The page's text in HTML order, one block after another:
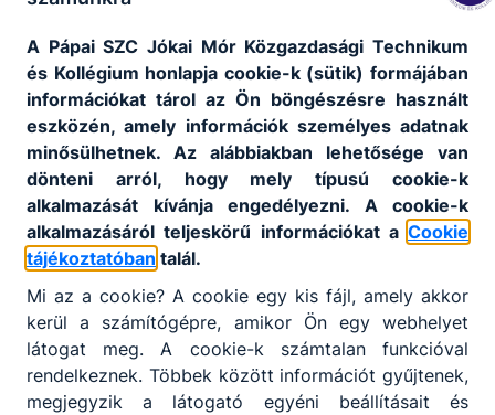
1055 Budapest, Markó u. 29-31.
Partnereink
A Pápai SZC Jókai Mór Közgazdasági Technikum
és Kollégium honlapja cookie-k (sütik) formájában
információkat tárol az Ön böngészésre használt
eszközén, amely információk személyes adatnak
minősülhetnek. Az alábbiakban lehetősége van
dönteni arról, hogy mely típusú cookie-k
alkalmazását kívánja engedélyezni. A cookie-k
alkalmazásáról teljeskörű információkat a Cookie
tájékoztatóban talál.
Mi az a cookie? A cookie egy kis fájl, amely akkor
kerül a számítógépre, amikor Ön egy webhelyet
látogat meg. A cookie-k számtalan funkcióval
rendelkeznek. Többek között információt gyűjtenek,
megjegyzik a látogató egyéni beállításait és